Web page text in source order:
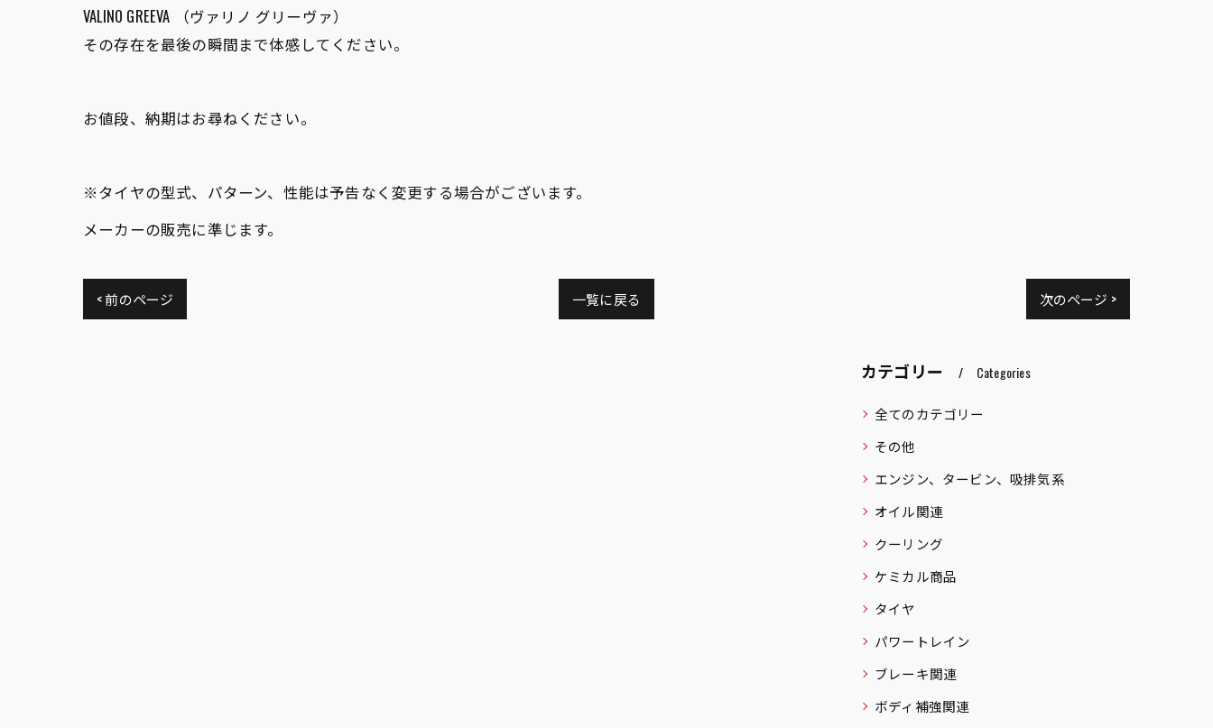
VALINO GREEVA （ヴァリノ グリーヴァ）
その存在を最後の瞬間まで体感してください。
お値段、納期はお尋ねください。
※タイヤの型式、パターン、性能は予告なく変更する場合がございます。
メーカーの販売に準じます。
< 前のページ 一覧に戻る 次のページ >
カテゴリー Categories
全てのカテゴリー
その他
エンジン、タービン、吸排気系
オイル関連
クーリング
ケミカル商品
タイヤ
パワートレイン
ブレーキ関連
ボディ補強関連